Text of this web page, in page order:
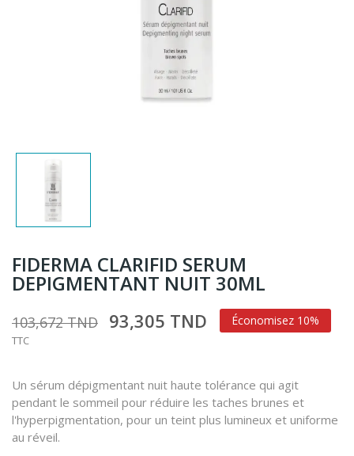
FIDERMA CLARIFID SERUM
DEPIGMENTANT NUIT 30ML
103,672 TND 93,305 TND Économisez 10%
TTC
Un sérum dépigmentant nuit haute tolérance qui agit
pendant le sommeil pour réduire les taches brunes et
l'hyperpigmentation, pour un teint plus lumineux et uniforme
au réveil.